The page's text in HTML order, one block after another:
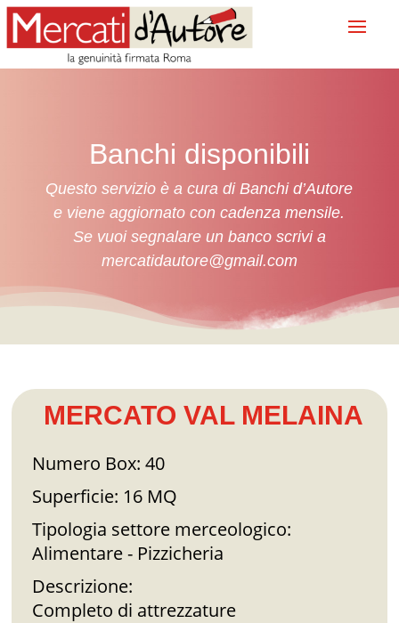
Banchi disponibili
Questo servizio è a cura di Banchi d’Autore
e viene aggiornato con cadenza mensile.
Se vuoi segnalare un banco scrivi a
mercatidautore@gmail.com
MERCATO VAL MELAINA
Numero Box: 40
Superficie: 16 MQ
Tipologia settore merceologico:
Alimentare - Pizzicheria
Descrizione:
Completo di attrezzature